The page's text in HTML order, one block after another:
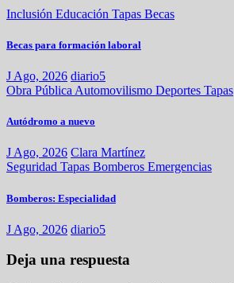
Inclusión Educación Tapas Becas
Becas para formación laboral
J Ago, 2026 diario5
Obra Pública Automovilismo Deportes Tapas
Autódromo a nuevo
J Ago, 2026 Clara Martínez
Seguridad Tapas Bomberos Emergencias
Bomberos: Especialidad
J Ago, 2026 diario5
Deja una respuesta